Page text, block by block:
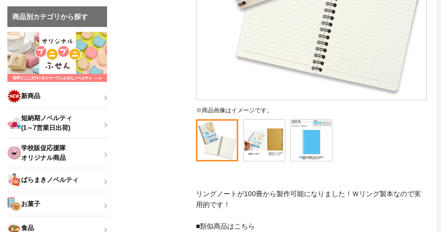
※商品画像はイメージです。
リングノートが100冊から製作可能になりました！Ｗリング製本なので実
用的です！
■類似商品はこちら
商品別カテゴリから探す
新商品
短納期ノベルティ
(1～7営業日出荷)
学校販促応援隊
オリジナル商品
ばらまきノベルティ
お菓子
食品